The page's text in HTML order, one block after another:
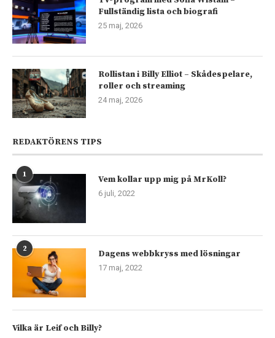
Fullständig lista och biografi
25 maj, 2026
Rollistan i Billy Elliot – Skådespelare,
roller och streaming
24 maj, 2026
REDAKTÖRENS TIPS
1 Vem kollar upp mig på MrKoll?
6 juli, 2022
2 Dagens webbkryss med lösningar
17 maj, 2022
Vilka är Leif och Billy?